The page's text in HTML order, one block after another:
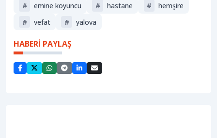
# emine koyuncu # hastane #
hemşire
#
vefat # yalova
HABERİ PAYLAŞ